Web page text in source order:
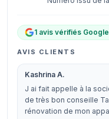
1 avis vérifiés Google
AVIS CLIENTS
Kashrina A.
J ai fait appelle à la
de très bon conseille
rénovation de mon